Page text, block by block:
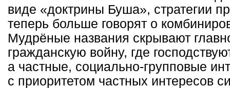
виде «доктрины Буша», стратегии
теперь больше говорят о
Мудрёные названия скрывают
гражданскую войну, где
а частные, социально-групповые
с приоритетом частных интересов